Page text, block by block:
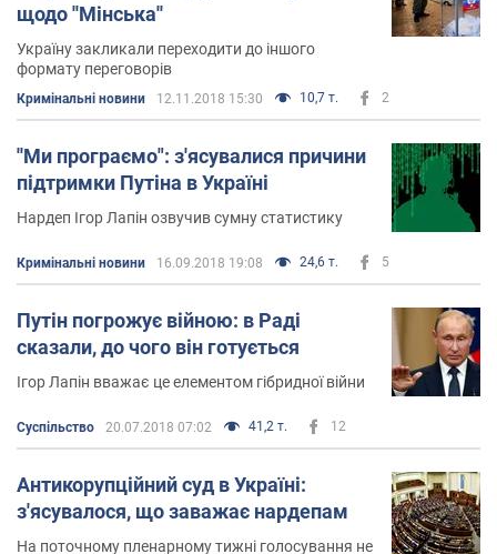
щодо ''Мінська''
Україну закликали переходити до іншого
формату переговорів
Кримінальні новини 12.11.2018 15:30 10,7 т. 2
''Ми програємо": з'ясувалися причини
підтримки Путіна в Україні
Нардеп Ігор Лапін озвучив сумну статистику
Кримінальні новини 16.09.2018 19:08 24,6 т. 5
Путін погрожує війною: в Раді
сказали, до чого він готується
Ігор Лапін вважає це елементом гібридної війни
Суспільство 20.07.2018 07:02 41,2 т. 12
Антикорупційний суд в Україні:
з'ясувалося, що заважає нардепам
На поточному пленарному тижні голосування не